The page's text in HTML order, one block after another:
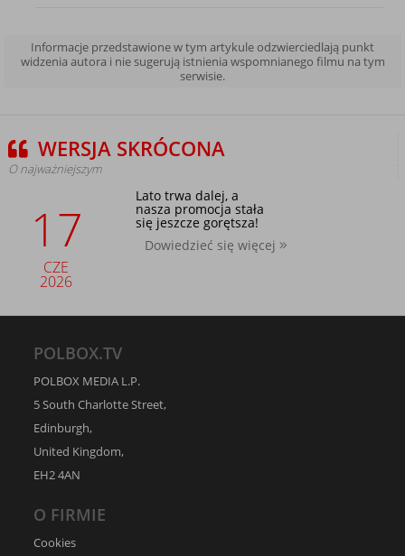
Informacje przedstawione w tym artykule odzwierciedlają punkt
widzenia autora i nie sugerują istnienia wspomnianego filmu na tym
serwisie.
WERSJA SKRÓCONA
O najważniejszym
17
CZE
2026
Lato trwa dalej, a
nasza promocja stała
się jeszcze gorętsza!
Dowiedzieć się więcej
POLBOX.TV
POLBOX MEDIA L.P.
5 South Charlotte Street,
Edinburgh,
United Kingdom,
EH2 4AN
O FIRMIE
Cookies